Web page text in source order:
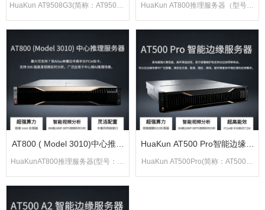
HuaKun AT9508G3(简称：AT9508G
3)训推一体服务器是支持AI扩展卡的4
理器开发，具有高算 力密度、极致能
中心推理服务器
HuaKun AT800推理服务器（型号：
3000）最大可支持8张Atlas单槽位半
理能力和视频分析能力，广泛应用于
AT800 ( Model 3010)中心推理
服务器
HuaKunAT800推理服务器(型号：30
10) 是基于Intel处理器的推理服务
HuaKun AT500 Pro智能边缘化
服务器
HuaKun AT500Pro(简称：AT500Pr
o) 智能边缘服务器是面向边缘应用的